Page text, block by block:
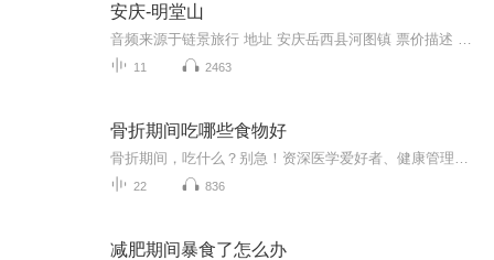
安庆-明堂山
11 2463
骨折期间吃哪些食物好
22 836
减肥期间暴食了怎么办